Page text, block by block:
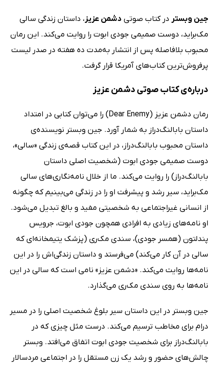
جین وبستر در کتاب صوتی دشمن عزیز، داستان زندگی سالی
مک‌براید، دوست صمیمی جودی ابوت را روایت می‌کند. این رمان
محبوب بلافاصله پس از انتشار به‌مدت ده هفته در صدر لیست
پرفروش‌ترین کتاب‌های آمریکا قرار گرفت.
درباره‌ی کتاب صوتی دشمن عزیز
رمان دشمن عزیز (Dear Enemy) را می‌توان کتابی در امتداد
داستان بابالنگ‌دراز به شمار آورد. جین وبستر نویسنده‌ی
داستان محبوب بابالنگ‌دراز، در این کتاب قصه‌ی زندگی «سالی»،
دوست صمیمی جودی ابوت (شخصیت اصلی داستان
بابا‌لنگ‌دراز) را روایت می‌کند. ما از خلال نامه‌نگاری‌های سالی
مک‌براید، سیر رشد و پیشرفت او را در زندگی می‌بینیم که چگونه
از انسانی غیراجتماعی به شخصیتی مفید و بالغ تبدیل می‌شود.
او نامه‌های زیادی به افرادی همچون جودی ابوت، جرویس
پندلتون (همسر جودی)، سندی مک‌ری (پزشک یتیمخانه‌ای که
سالی در آن کار می‌کند) می‌فرستد و داستان زندگی‌اش را در این
نامه‌ها روایت می‌کند. «دشمن عزیز» نامی است که سالی در این
نامه‌ها به روی سندی مک‌ری می‌گذارد.
جین وبستر در این داستان سیر بلوغ شخصیت اصلی را در مسیر
درام برای مخاطب ترسیم می‌کند. درست مثل چیزی که در
بابا‌لنگ‌دراز برای شخصیت جودی ابوت اتفاق می‌افتد. وبستر
چالش‌های حضور و رشد یک زن مستقل را در اجتماعی مردسالار